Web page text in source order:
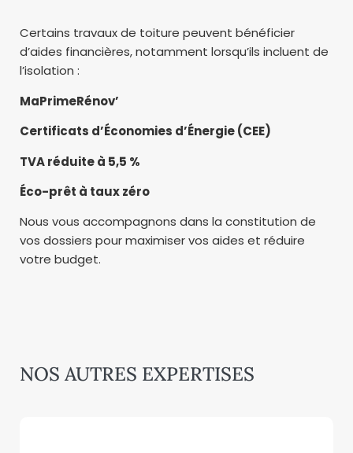
Certains travaux de toiture peuvent bénéficier
d’aides financières, notamment lorsqu’ils incluent de
l’isolation :
MaPrimeRénov’
Certificats d’Économies d’Énergie (CEE)
TVA réduite à 5,5 %
Éco-prêt à taux zéro
Nous vous accompagnons dans la constitution de
vos dossiers pour maximiser vos aides et réduire
votre budget.
NOS AUTRES EXPERTISES